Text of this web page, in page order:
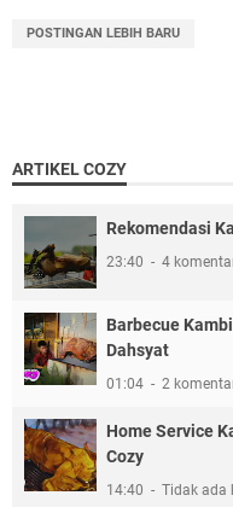
POSTINGAN LEBIH BARU
ARTIKEL COZY
Rekomendasi
23:40 4
Barbecue
Dahsyat
01:04 2
Home Service
Cozy
14:40 Tidak ada